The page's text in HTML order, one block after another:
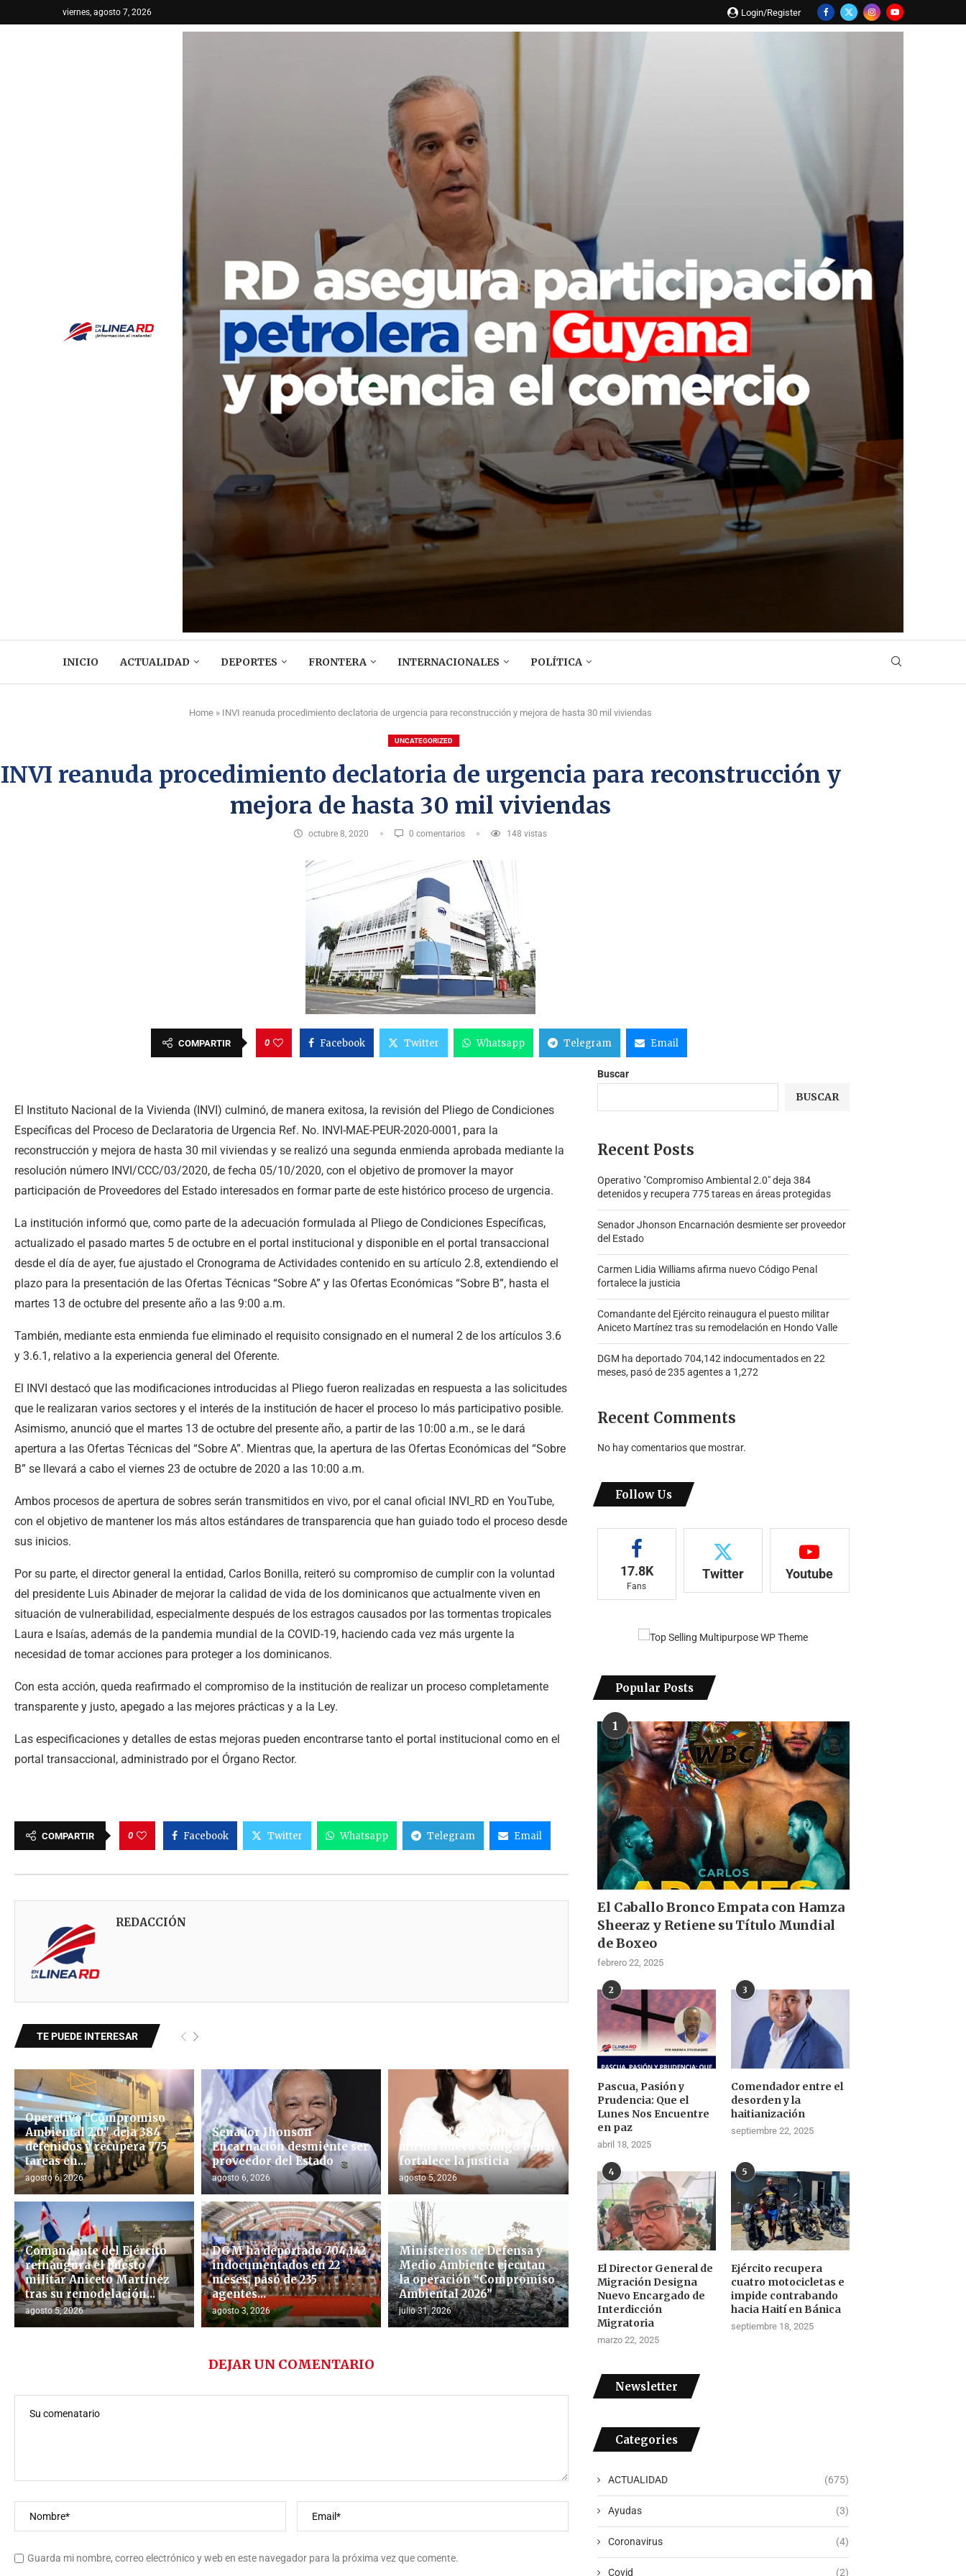
viernes, agosto 7, 2026 Login/Register
INICIO ACTUALIDAD DEPORTES FRONTERA INTERNACIONALES POLÍTICA
Home » INVI reanuda procedimiento declatoria de urgencia para reconstrucción y mejora de hasta 30 mil viviendas
UNCATEGORIZED
INVI reanuda procedimiento declatoria de urgencia para reconstrucción y
mejora de hasta 30 mil viviendas
octubre 8, 2020 0 comentarios 148 vistas
COMPARTIR 0 Facebook Twitter Whatsapp Telegram Email
El Instituto Nacional de la Vivienda (INVI) culminó, de manera exitosa, la revisión del Pliego de Condiciones
Específicas del Proceso de Declaratoria de Urgencia Ref. No. INVI-MAE-PEUR-2020-0001, para la
reconstrucción y mejora de hasta 30 mil viviendas y se realizó una segunda enmienda aprobada mediante la
resolución número INVI/CCC/03/2020, de fecha 05/10/2020, con el objetivo de promover la mayor
participación de Proveedores del Estado interesados en formar parte de este histórico proceso de urgencia.
La institución informó que, como parte de la adecuación formulada al Pliego de Condiciones Específicas,
actualizado el pasado martes 5 de octubre en el portal institucional y disponible en el portal transaccional
desde el día de ayer, fue ajustado el Cronograma de Actividades contenido en su artículo 2.8, extendiendo el
plazo para la presentación de las Ofertas Técnicas “Sobre A” y las Ofertas Económicas “Sobre B”, hasta el
martes 13 de octubre del presente año a las 9:00 a.m.
También, mediante esta enmienda fue eliminado el requisito consignado en el numeral 2 de los artículos 3.6
y 3.6.1, relativo a la experiencia general del Oferente.
El INVI destacó que las modificaciones introducidas al Pliego fueron realizadas en respuesta a las solicitudes
que le realizaran varios sectores y el interés de la institución de hacer el proceso lo más participativo posible.
Asimismo, anunció que el martes 13 de octubre del presente año, a partir de las 10:00 a.m., se le dará
apertura a las Ofertas Técnicas del “Sobre A”. Mientras que, la apertura de las Ofertas Económicas del “Sobre
B” se llevará a cabo el viernes 23 de octubre de 2020 a las 10:00 a.m.
Ambos procesos de apertura de sobres serán transmitidos en vivo, por el canal oficial INVI_RD en YouTube,
con el objetivo de mantener los más altos estándares de transparencia que han guiado todo el proceso desde
sus inicios.
Por su parte, el director general la entidad, Carlos Bonilla, reiteró su compromiso de cumplir con la voluntad
del presidente Luis Abinader de mejorar la calidad de vida de los dominicanos que actualmente viven en
situación de vulnerabilidad, especialmente después de los estragos causados por las tormentas tropicales
Laura e Isaías, además de la pandemia mundial de la COVID-19, haciendo cada vez más urgente la
necesidad de tomar acciones para proteger a los dominicanos.
Con esta acción, queda reafirmado el compromiso de la institución de realizar un proceso completamente
transparente y justo, apegado a las mejores prácticas y a la Ley.
Las especificaciones y detalles de estas mejoras pueden encontrarse tanto el portal institucional como en el
portal transaccional, administrado por el Órgano Rector.
COMPARTIR 0 Facebook Twitter Whatsapp Telegram Email
REDACCIÓN
TE PUEDE INTERESAR
Operativo "Compromiso
Ambiental 2.0″ deja 384
detenidos y recupera 775
tareas en...
agosto 6, 2026
Senador Jhonson
Encarnación desmiente ser
proveedor del Estado
agosto 6, 2026
Carmen Lidia Williams
afirma nuevo Código Penal
fortalece la justicia
agosto 5, 2026
Comandante del Ejército
reinaugura el puesto
militar Aniceto Martínez
tras su remodelación...
agosto 5, 2026
DGM ha deportado 704,142
indocumentados en 22
meses, pasó de 235
agentes...
agosto 3, 2026
Ministerios de Defensa y
Medio Ambiente ejecutan
la operación “Compromiso
Ambiental 2026”
julio 31, 2026
DEJAR UN COMENTARIO
Guarda mi nombre, correo electrónico y web en este navegador para la próxima vez que comente.
Buscar
BUSCAR
Recent Posts
Operativo "Compromiso Ambiental 2.0″ deja 384
detenidos y recupera 775 tareas en áreas protegidas
Senador Jhonson Encarnación desmiente ser proveedor
del Estado
Carmen Lidia Williams afirma nuevo Código Penal
fortalece la justicia
Comandante del Ejército reinaugura el puesto militar
Aniceto Martínez tras su remodelación en Hondo Valle
DGM ha deportado 704,142 indocumentados en 22
meses, pasó de 235 agentes a 1,272
Recent Comments
No hay comentarios que mostrar.
Follow Us
17.8K
Fans
Twitter Youtube
Popular Posts
1
El Caballo Bronco Empata con Hamza
Sheeraz y Retiene su Título Mundial
de Boxeo
febrero 22, 2025
2
Pascua, Pasión y
Prudencia: Que el
Lunes Nos Encuentre
en paz
abril 18, 2025
3
Comendador entre el
desorden y la
haitianización
septiembre 22, 2025
4
El Director General de
Migración Designa
Nuevo Encargado de
Interdicción
Migratoria
marzo 22, 2025
5
Ejército recupera
cuatro motocicletas e
impide contrabando
hacia Haití en Bánica
septiembre 18, 2025
Newsletter
Categories
ACTUALIDAD (675)
Ayudas (3)
Coronavirus (4)
Covid (2)